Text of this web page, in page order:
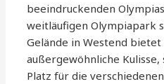
beeindruckenden
weitläufigen Olympiapark
Gelände in Westend
außergewöhnliche Kulisse,
Platz für die